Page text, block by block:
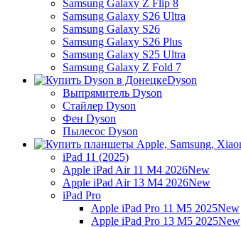
Samsung Galaxy Z Flip 8
Samsung Galaxy S26 Ultra
Samsung Galaxy S26
Samsung Galaxy S26 Plus
Samsung Galaxy S25 Ultra
Samsung Galaxy Z Fold 7
Dyson
Выпрямитель Dyson
Стайлер Dyson
Фен Dyson
Пылесос Dyson
iPad 11 (2025)
Apple iPad Air 11 M4 2026New
Apple iPad Air 13 M4 2026New
iPad Pro
Apple iPad Pro 11 M5 2025New
Apple iPad Pro 13 M5 2025New